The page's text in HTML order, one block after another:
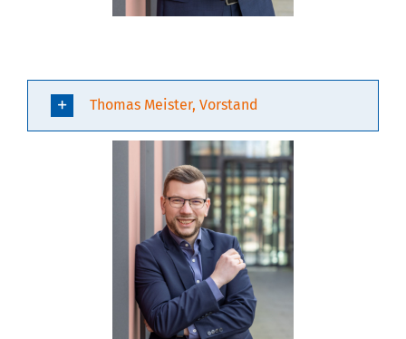
Thomas Meister, Vorstand